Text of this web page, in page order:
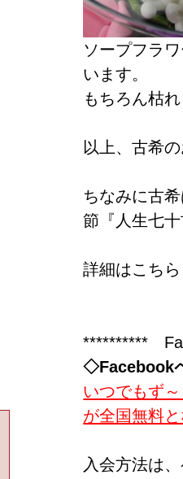
ソープフラ
います。
もちろん枯
以上、古希
ちなみに古
節『人生七
詳細はこ
**********
◇Facebook
いつでもず
が全国無料
入会方法は